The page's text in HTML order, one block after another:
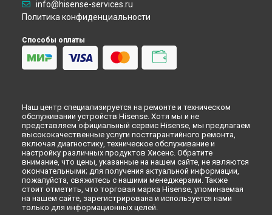
info@hisense-services.ru
Политика конфиденциальности
Способы оплаты
Наш центр специализируется на ремонте и техническом
обслуживании устройств Hisense. Хотя мы и не
представляем официальный сервис Hisense, мы предлагаем
высококачественные услуги постгарантийного ремонта,
включая диагностику, техническое обслуживание и
настройку различных продуктов Хисенс. Обратите
внимание, что цены, указанные на нашем сайте, не являются
окончательными; для получения актуальной информации,
пожалуйста, свяжитесь с нашими менеджерами. Также
стоит отметить, что торговая марка Hisense, упоминаемая
на нашем сайте, зарегистрирована и используется нами
только для информационных целей.